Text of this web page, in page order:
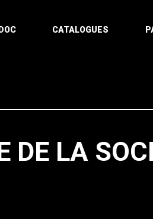
CATALOGUES
DE LA